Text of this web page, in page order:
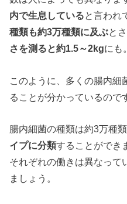
内で生息していると言われ
種類も約3万種類に及ぶと
さを測ると約1.5～2kgにも。
このように、多くの腸内細
ることが分かっているので
腸内細菌の種類は約3万種
イプに分類することができ
それぞれの働きは異なって
ましょう。